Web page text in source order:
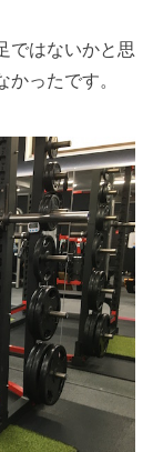
ではないかと思
ったです。